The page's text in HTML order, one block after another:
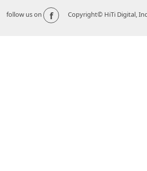
follow us on f Copyright© HiTi Digital,